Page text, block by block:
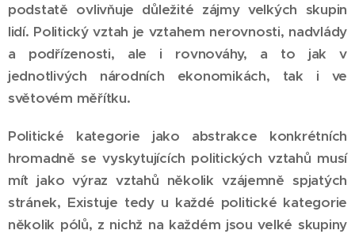
podstatě ovlivňuje důležité zájmy velkých skupin
lidí. Politický vztah je vztahem nerovnosti, nadvlády
a podřízenosti, ale i rovnováhy, a to jak v
jednotlivých národních ekonomikách, tak i ve
světovém měřítku.
Politické kategorie jako abstrakce konkrétních
hromadně se vyskytujících politických vztahů musí
mít jako výraz vztahů několik vzájemně spjatých
stránek, Existuje tedy u každé politické kategorie
několik pólů, z nichž na každém jsou velké skupiny